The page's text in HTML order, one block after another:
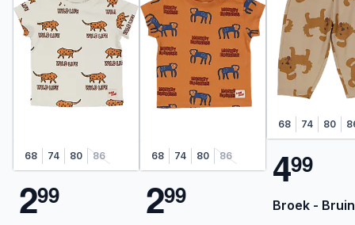
68 74 80 86
299
68 74 80 86
299
68 74 80
499
Broek - Bruin